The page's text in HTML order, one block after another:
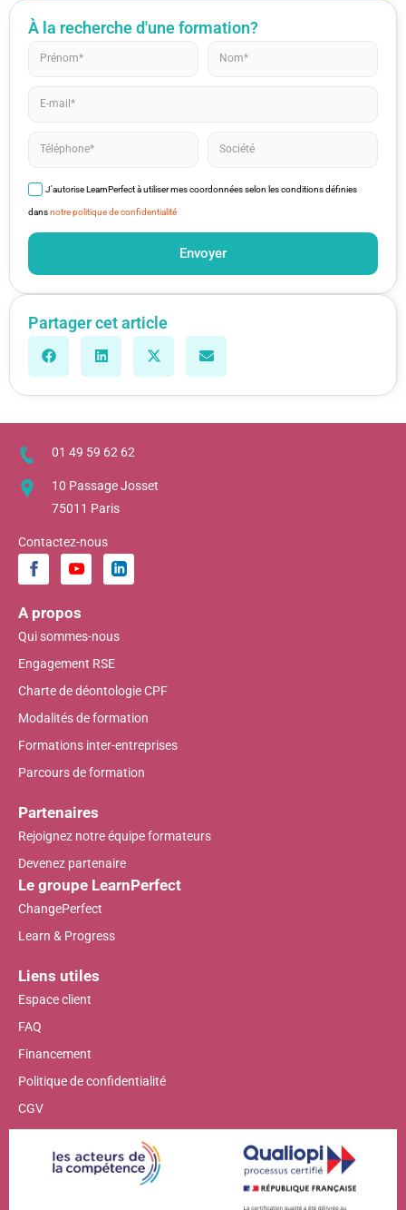
À la recherche d'une formation?
J'autorise LearnPerfect à utiliser mes coordonnées selon les conditions définies
dansnotre politique de confidentialité
Envoyer
Partager cet article
01 49 59 62 62
10 Passage Josset
75011 Paris
Contactez-nous
A propos
Qui sommes-nous
Engagement RSE
Charte de déontologie CPF
Modalités de formation
Formations inter-entreprises
Parcours de formation
Partenaires
Rejoignez notre équipe formateurs
Devenez partenaire
Le groupe LearnPerfect
ChangePerfect
Learn & Progress
Liens utiles
Espace client
FAQ
Financement
Politique de confidentialité
CGV